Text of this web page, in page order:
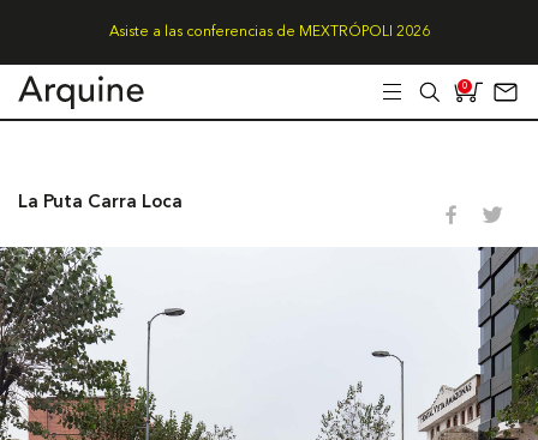
Asiste a las conferencias de MEXTRÓPOLI 2026
0
La Puta Carra Loca